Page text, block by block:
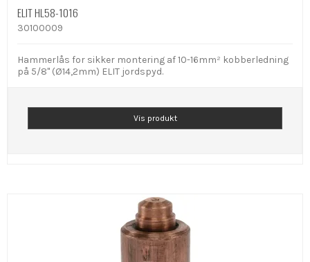
ELIT HL58-1016
30100009
Hammerlås for sikker montering af 10-16mm² kobberledning
på 5/8" (Ø14,2mm) ELIT jordspyd.
Vis produkt